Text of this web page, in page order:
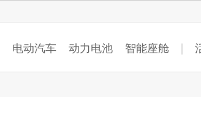
电动汽车 动力电池 智能座舱